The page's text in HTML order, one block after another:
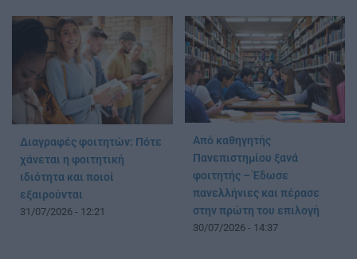
Διαγραφές φοιτητών: Πότε
χάνεται η φοιτητική
ιδιότητα και ποιοί
εξαιρούνται
31/07/2026 - 12:21
Από καθηγητής
Πανεπιστημίου ξανά
φοιτητής – Έδωσε
πανελλήνιες και πέρασε
στην πρώτη του επιλογή
30/07/2026 - 14:37